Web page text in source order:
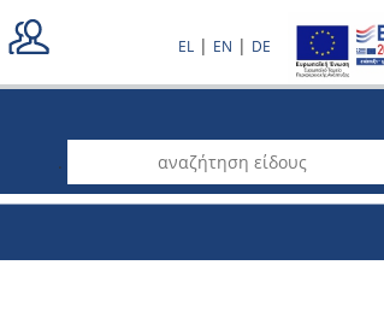
EL | EN | DE
.